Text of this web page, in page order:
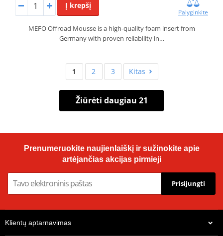
Į krepšį
Palyginkite
MEFO Offroad Mousse is a high-quality foam insert from
Germany with proven reliability in…
1 2 3 Kitas
Žiūrėti daugiau 21
Prenumeruokite naujienlaiškį ir sužinokite apie
artėjančias akcijas pirmieji
Prisijungti
Klientų aptarnavimas